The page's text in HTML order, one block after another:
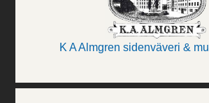
K A Almgren sidenväveri &